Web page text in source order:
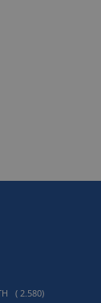
( 2.580)